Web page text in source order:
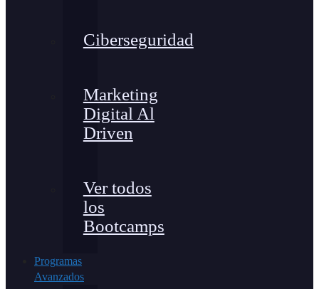
Ciberseguridad
Marketing
Digital Al
Driven
Ver todos
los
Bootcamps
Programas
Avanzados